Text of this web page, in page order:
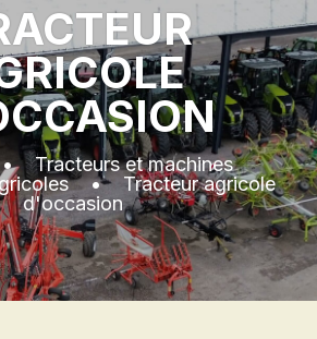
Tracteurs et machines
• Tracteur agricole
d'occasion